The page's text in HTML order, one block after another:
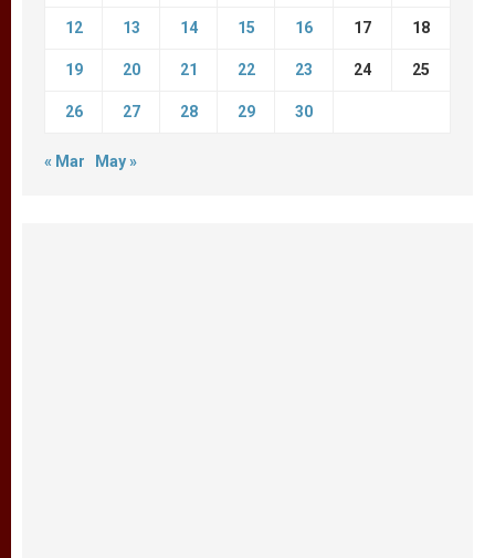
12 13 14 15 16 17 18
19 20 21 22 23 24 25
26 27 28 29 30
« Mar May »